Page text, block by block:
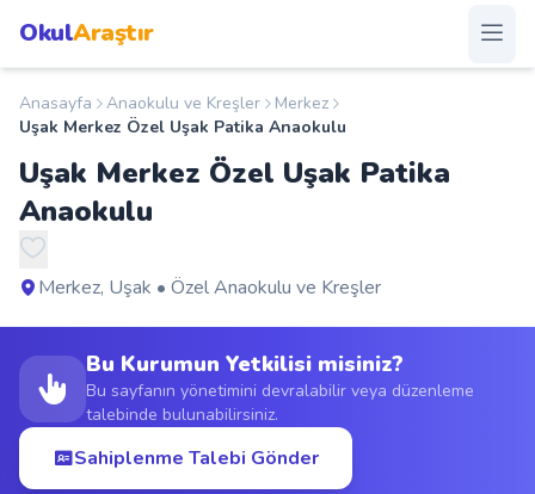
OkulAraştır
Anasayfa
Okullar
Şehirler
Duyurular
S.S.S.
Anasayfa Anaokulu ve Kreşler
Merkez
Uşak Merkez Özel Uşak Patika Anaokulu
Uşak Merkez Özel Uşak Patika
Anaokulu
Merkez, Uşak • Özel Anaokulu ve Kreşler
Bu Kurumun Yetkilisi misiniz?
Bu sayfanın yönetimini devralabilir veya düzenleme
talebinde bulunabilirsiniz.
Sahiplenme Talebi Gönder